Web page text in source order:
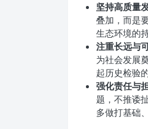
坚持高质量
叠加，而是
生态环境的
注重长远与
为社会发展
起历史检验
强化责任与
题，不推诿
多做打基础